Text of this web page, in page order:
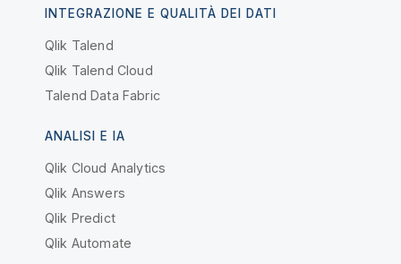
INTEGRAZIONE E QUALITÀ DEI DATI
Qlik Talend
Qlik Talend Cloud
Talend Data Fabric
ANALISI E IA
Qlik Cloud Analytics
Qlik Answers
Qlik Predict
Qlik Automate